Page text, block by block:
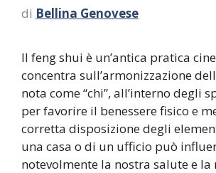
di Bellina Genovese
Il feng shui è un’antica pratica
concentra sull’armonizzazione
nota come “chi”, all’interno degli
per favorire il benessere fisico e
corretta disposizione degli
una casa o di un ufficio può
notevolmente la nostra salute e la